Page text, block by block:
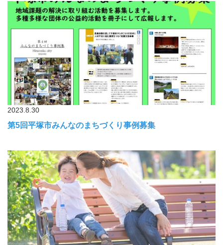
2023.8.30
第5回平塚市みんなのまちづくり事例募集